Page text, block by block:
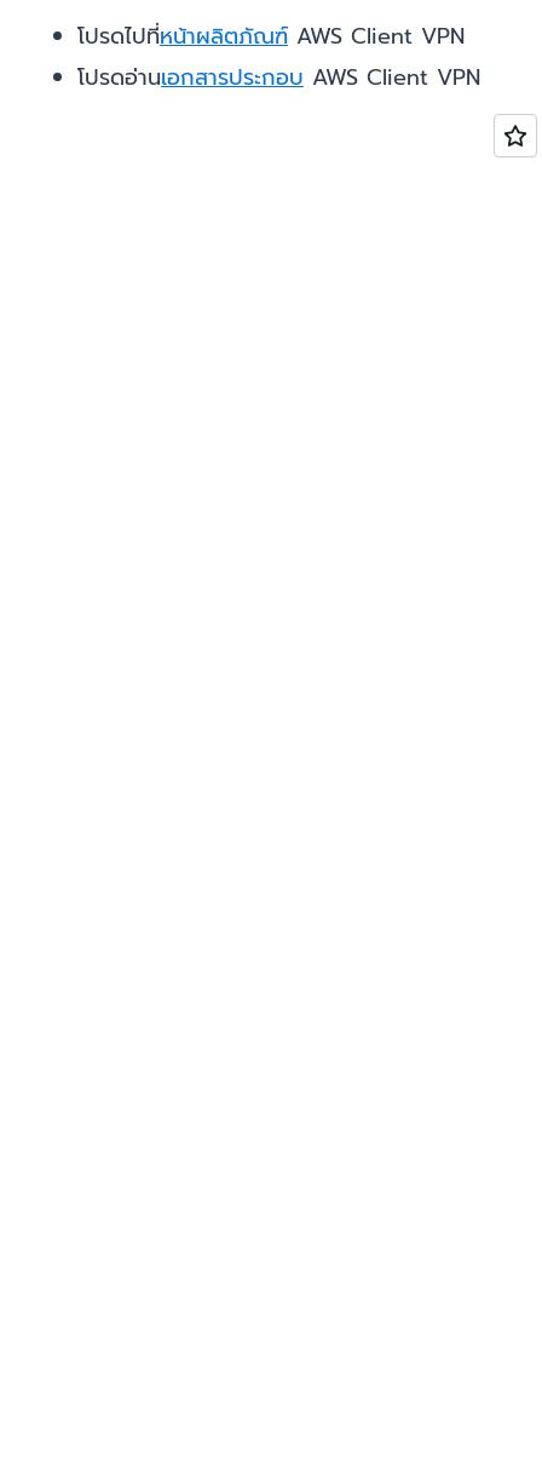
โปรดไปที่หน้าผลิตภัณฑ์ AWS Client VPN
โปรดอ่านเอกสารประกอบ AWS Client VPN